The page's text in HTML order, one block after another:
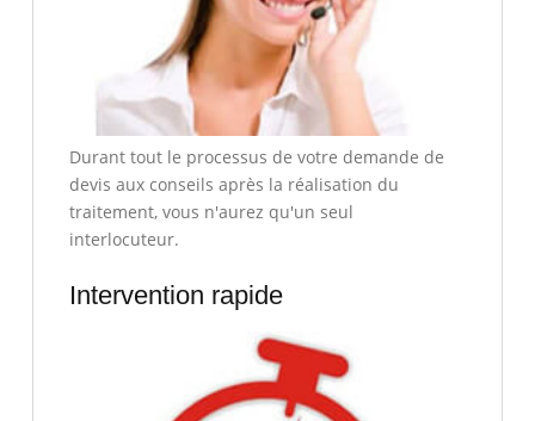
Durant tout le processus de votre demande de
devis aux conseils après la réalisation du
traitement, vous n'aurez qu'un seul
interlocuteur.
Intervention rapide